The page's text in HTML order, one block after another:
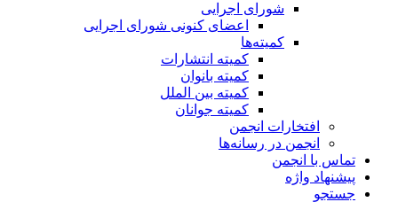
شورای اجرایی
اعضای کنونی شورای اجرایی
کمیته‌ها
کمیته انتشارات
کمیته بانوان
کمیته بین الملل
کمیته جوانان
افتخارات انجمن
انجمن در رسانه‌ها
تماس با انجمن
پیشنهاد واژه
جستجو